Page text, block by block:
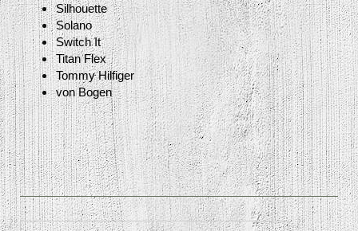
Silhouette
Solano
Switch It
Titan Flex
Tommy Hilfiger
von Bogen